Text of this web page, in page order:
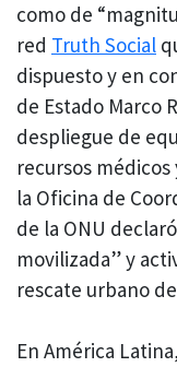
como de
red Truth Social
dispuesto y en
de Estado Marco
despliegue de
recursos
la Oficina de
de la ONU
movilizada” y
rescate urbano
En América